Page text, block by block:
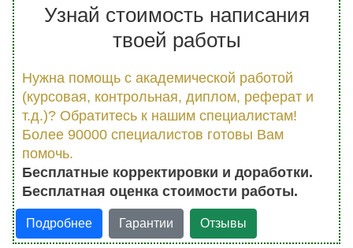
Узнай стоимость написания
твоей работы
Нужна помощь с академической работой
(курсовая, контрольная, диплом, реферат и
т.д.)? Обратитесь к нашим специалистам!
Более 90000 специалистов готовы Вам
помочь.
Бесплатные корректировки и доработки.
Бесплатная оценка стоимости работы.
Подробнее Гарантии Отзывы